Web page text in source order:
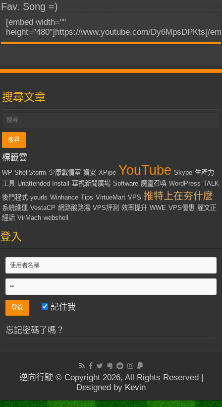
Fav. Song =)
[embed width=""
height="480"]https://www.youtube.com/Dy6MpsDPKts[/
搜尋文章
標籤雲
WP-ShellStorm 少康戰情室 資安 XPipe YouTube Skype 生產力
工具 Unattended Install 華視新聞廣場 Software 魔靈召喚 WordPress TALK
後門程式 yourls Winhance Tips VirtueMart VPS 推特上在夯什麼
系統維運 VestaCP 網路酸路湯 VPS評測 效率提升 WWE VPS優惠 麗文正
經話 VirMach webshell
登入
記住我
忘記密碼了嗎？
逆向行駛 © Copyright 2026, All Rights Reserved |
Designed by Kevin